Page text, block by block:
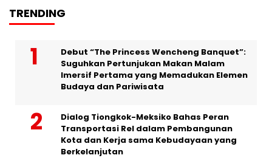
TRENDING
Debut “The Princess Wencheng Banquet”:
Suguhkan Pertunjukan Makan Malam
Imersif Pertama yang Memadukan Elemen
Budaya dan Pariwisata
Dialog Tiongkok-Meksiko Bahas Peran
Transportasi Rel dalam Pembangunan
Kota dan Kerja sama Kebudayaan yang
Berkelanjutan